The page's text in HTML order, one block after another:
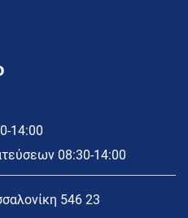
14:00
08:30-14:00
546 23